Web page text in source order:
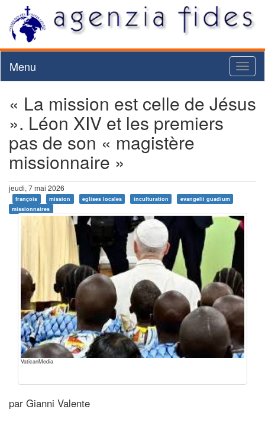
Menu
« La mission est celle de Jésus
». Léon XIV et les premiers
pas de son « magistère
missionnaire »
jeudi, 7 mai 2026
françois mission eglises locales inculturation
evangelii guadium
missionnaires
VaticanMedia
par Gianni Valente